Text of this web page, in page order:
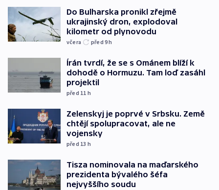
Do Bulharska pronikl zřejmě
ukrajinský dron, explodoval
kilometr od plynovodu
včera před 9h
Írán tvrdí, že se s Ománem blíží k
dohodě o Hormuzu. Tam loď zasáhl
projektil
před 11 h
Zelenskyj je poprvé v Srbsku. Země
chtějí spolupracovat, ale ne
vojensky
před 13 h
Tisza nominovala na maďarského
prezidenta bývalého šéfa
nejvyššího soudu